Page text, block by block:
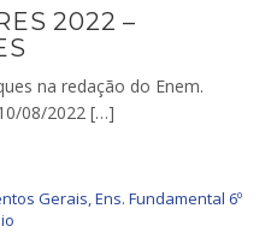
2022 –
na redação do Enem.
08/2022 […]
Gerais,Ens. Fundamental 6º